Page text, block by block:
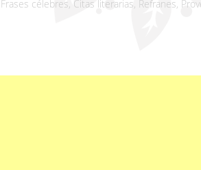
Frases célebres, Citas literarias, Refranes,